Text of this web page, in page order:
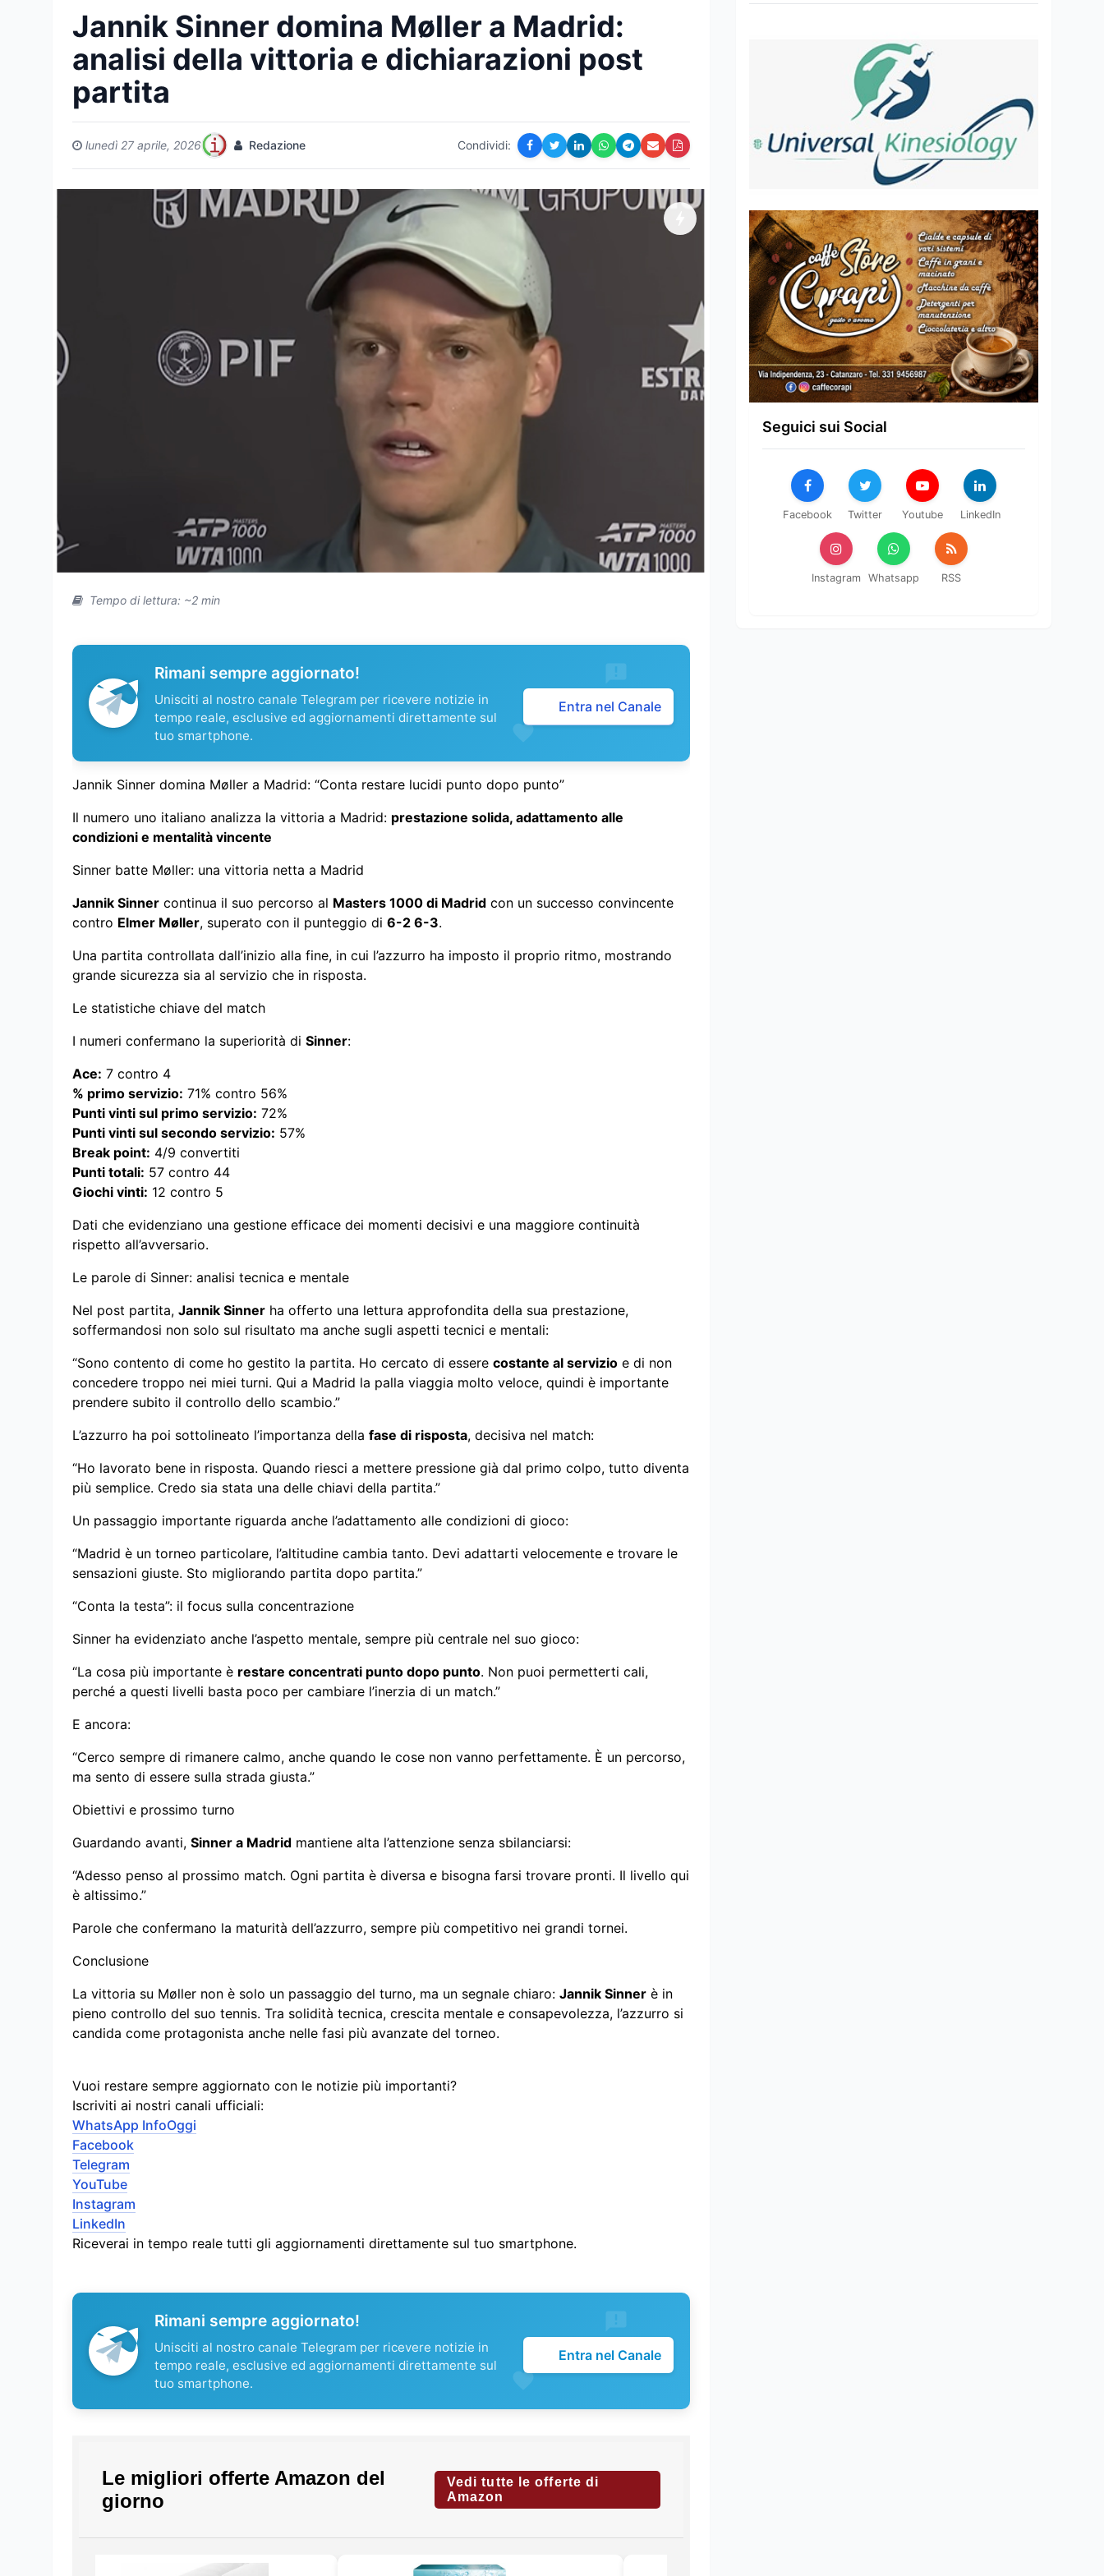
Jannik Sinner domina Møller a Madrid:
analisi della vittoria e dichiarazioni post
partita
lunedì 27 aprile, 2026 Redazione Condividi:
Tempo di lettura: ~2 min
Rimani sempre aggiornato!
Unisciti al nostro canale Telegram per ricevere notizie in
tempo reale, esclusive ed aggiornamenti direttamente sul
tuo smartphone.
Entra nel Canale
Jannik Sinner domina Møller a Madrid: “Conta restare lucidi punto dopo punto”
Il numero uno italiano analizza la vittoria a Madrid: prestazione solida, adattamento alle
condizioni e mentalità vincente
Sinner batte Møller: una vittoria netta a Madrid
Jannik Sinner continua il suo percorso al Masters 1000 di Madrid con un successo convincente
contro Elmer Møller, superato con il punteggio di 6-2 6-3.
Una partita controllata dall’inizio alla fine, in cui l’azzurro ha imposto il proprio ritmo, mostrando
grande sicurezza sia al servizio che in risposta.
Le statistiche chiave del match
I numeri confermano la superiorità di Sinner:
Ace: 7 contro 4
% primo servizio: 71% contro 56%
Punti vinti sul primo servizio: 72%
Punti vinti sul secondo servizio: 57%
Break point: 4/9 convertiti
Punti totali: 57 contro 44
Giochi vinti: 12 contro 5
Dati che evidenziano una gestione efficace dei momenti decisivi e una maggiore continuità
rispetto all’avversario.
Le parole di Sinner: analisi tecnica e mentale
Nel post partita, Jannik Sinner ha offerto una lettura approfondita della sua prestazione,
soffermandosi non solo sul risultato ma anche sugli aspetti tecnici e mentali:
“Sono contento di come ho gestito la partita. Ho cercato di essere costante al servizio e di non
concedere troppo nei miei turni. Qui a Madrid la palla viaggia molto veloce, quindi è importante
prendere subito il controllo dello scambio.”
L’azzurro ha poi sottolineato l’importanza della fase di risposta, decisiva nel match:
“Ho lavorato bene in risposta. Quando riesci a mettere pressione già dal primo colpo, tutto diventa
più semplice. Credo sia stata una delle chiavi della partita.”
Un passaggio importante riguarda anche l’adattamento alle condizioni di gioco:
“Madrid è un torneo particolare, l’altitudine cambia tanto. Devi adattarti velocemente e trovare le
sensazioni giuste. Sto migliorando partita dopo partita.”
“Conta la testa”: il focus sulla concentrazione
Sinner ha evidenziato anche l’aspetto mentale, sempre più centrale nel suo gioco:
“La cosa più importante è restare concentrati punto dopo punto. Non puoi permetterti cali,
perché a questi livelli basta poco per cambiare l’inerzia di un match.”
E ancora:
“Cerco sempre di rimanere calmo, anche quando le cose non vanno perfettamente. È un percorso,
ma sento di essere sulla strada giusta.”
Obiettivi e prossimo turno
Guardando avanti, Sinner a Madrid mantiene alta l’attenzione senza sbilanciarsi:
“Adesso penso al prossimo match. Ogni partita è diversa e bisogna farsi trovare pronti. Il livello qui
è altissimo.”
Parole che confermano la maturità dell’azzurro, sempre più competitivo nei grandi tornei.
Conclusione
La vittoria su Møller non è solo un passaggio del turno, ma un segnale chiaro: Jannik Sinner è in
pieno controllo del suo tennis. Tra solidità tecnica, crescita mentale e consapevolezza, l’azzurro si
candida come protagonista anche nelle fasi più avanzate del torneo.
Vuoi restare sempre aggiornato con le notizie più importanti?
Iscriviti ai nostri canali ufficiali:
WhatsApp InfoOggi
Facebook
Telegram
YouTube
Instagram
LinkedIn
Riceverai in tempo reale tutti gli aggiornamenti direttamente sul tuo smartphone.
Rimani sempre aggiornato!
Unisciti al nostro canale Telegram per ricevere notizie in
tempo reale, esclusive ed aggiornamenti direttamente sul
tuo smartphone.
Entra nel Canale
Seguici sui Social
Facebook Twitter Youtube LinkedIn
Instagram Whatsapp RSS